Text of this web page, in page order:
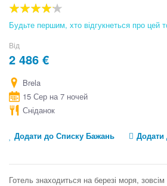
80
% of
Будьте першим, хто відгукнеться про цей
Від
2 486 €
Brela
15 Сер на 7 ночей
Сніданок
Додати до Списку Бажань Додати
Готель знаходиться на березі моря,
beginning
images
gallery